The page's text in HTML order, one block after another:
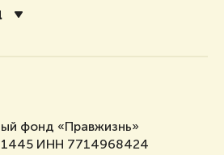
фонд «Правжизнь»
ИНН 7714968424